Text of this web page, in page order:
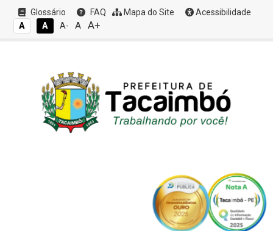
Glossário FAQ Mapa do Site
Acessibilidade
A
A A- A A+